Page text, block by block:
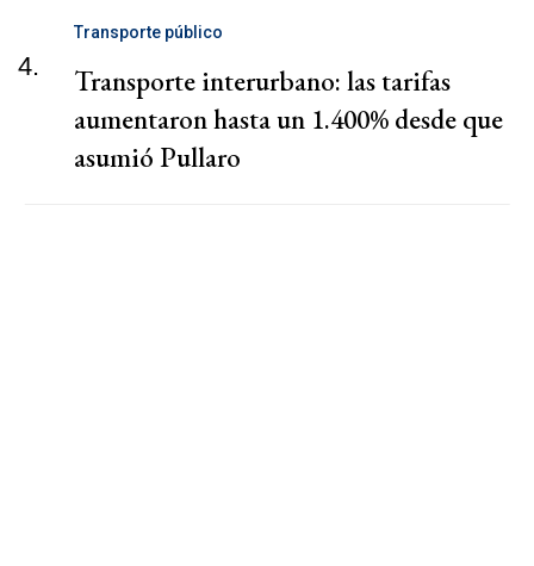
4.
Transporte público
Transporte interurbano: las tarifas
aumentaron hasta un 1.400% desde que
asumió Pullaro